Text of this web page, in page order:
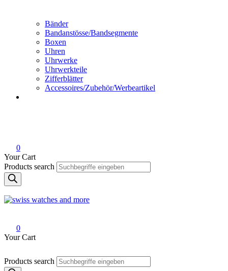
Bänder
Bandanstösse/Bandsegmente
Boxen
Uhren
Uhrwerke
Uhrwerkteile
Zifferblätter
Accessoires/Zubehör/Werbeartikel
0
Your Cart
Products search
0
Your Cart
Products search